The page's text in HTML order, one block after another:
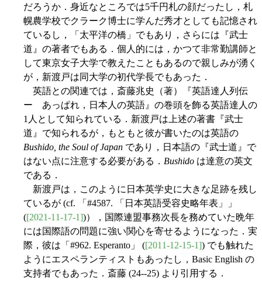
だろうか．身近なところでは5千円札の顔だったし，札
幌農学校でクラーク博士に学んだ秀才としても記憶され
ているし，「太平洋の橋」でもあり，さらには『武士
道』の著者でもある．個人的には，かつて非常勤講師と
して東京女子大学で教えたこともあるので親しみが湧く
が，新渡戸は同大学の初代学長でもあった．
英語との関連では，斎藤兆史（著）『英語達人列伝
ー あっぱれ，日本人の英語』の巻頭を飾る英語達人の
1人として知られている．新渡戸は上述の著書『武士
道』で知られるが，もともと彼が書いたのは英語の
Bushido, the Soul of Japan であり，日本語の『武士道』で
はない点に注意する必要がある． Bushido は達意の英文
である．
新渡戸は，このように日本英学史に大きな足跡を残し
ているが (cf. 「#4587. 「日本英語受容史略年表」」
([2021-11-17-1])），国際連盟事務次長を務めていた晩年
には国際語の問題に強い関心を寄せるようになった．実
際，彼は「#962. Esperanto」 ([2011-12-15-1]) でも触れた
ようにエスペランティストもあったし，Basic English の
支持者でもあった．斎藤 (24--25) より引用する．